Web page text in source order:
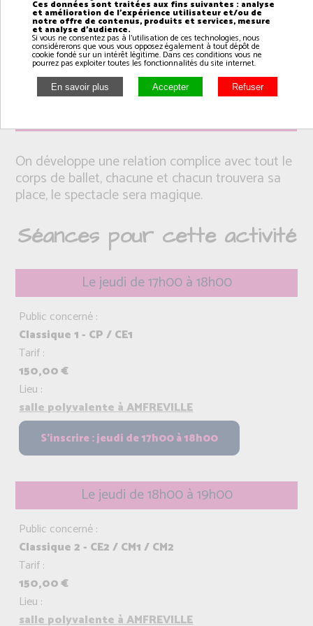
On développe une relation complice avec tout le
corps de ballet, chacune et chacun trouvera sa
place, le spectacle sera magique.
Séances pour cette activité
Le jeudi de 17h00 à 18h00
Public concerné :
Classique 1 - CP / CE1
Tarif :
150,00 €
Lieu :
salle polyvalente à AMFREVILLE
Le jeudi de 18h00 à 19h00
Public concerné :
Classique 2 - CE2 / CM1 / CM2
Tarif :
150,00 €
Lieu :
salle polyvalente à AMFREVILLE
Ces données sont traitées aux fins suivantes : analyse
et amélioration de l'expérience utilisateur et/ou de
notre offre de contenus, produits et services, mesure
et analyse d'audience.
Si vous ne consentez pas à l'utilisation de ces technologies, nous
considérerons que vous vous opposez également à tout dépôt de
cookie fondé sur un intérêt légitime. Dans ces conditions vous ne
pourrez pas exploiter toutes les fonctionnalités du site internet.